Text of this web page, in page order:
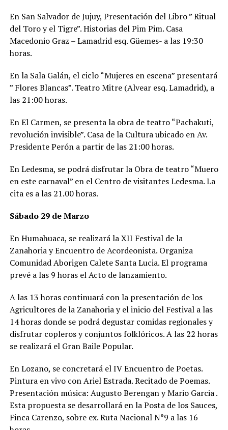
En San Salvador de Jujuy, Presentación del Libro ” Ritual
del Toro y el Tigre”. Historias del Pim Pim. Casa
Macedonio Graz – Lamadrid esq. Güemes- a las 19:30
horas.
En la Sala Galán, el ciclo “Mujeres en escena” presentará
” Flores Blancas”. Teatro Mitre (Alvear esq. Lamadrid), a
las 21:00 horas.
En El Carmen, se presenta la obra de teatro “Pachakuti,
revolución invisible”. Casa de la Cultura ubicado en Av.
Presidente Perón a partir de las 21:00 horas.
En Ledesma, se podrá disfrutar la Obra de teatro “Muero
en este carnaval” en el Centro de visitantes Ledesma. La
cita es a las 21.00 horas.
Sábado 29 de Marzo
En Humahuaca, se realizará la XII Festival de la
Zanahoria y Encuentro de Acordeonista. Organiza
Comunidad Aborigen Calete Santa Lucia. El programa
prevé a las 9 horas el Acto de lanzamiento.
A las 13 horas continuará con la presentación de los
Agricultores de la Zanahoria y el inicio del Festival a las
14 horas donde se podrá degustar comidas regionales y
disfrutar copleros y conjuntos folklóricos. A las 22 horas
se realizará el Gran Baile Popular.
En Lozano, se concretará el IV Encuentro de Poetas.
Pintura en vivo con Ariel Estrada. Recitado de Poemas.
Presentación música: Augusto Berengan y Mario Garcia .
Esta propuesta se desarrollará en la Posta de los Sauces,
Finca Carenzo, sobre ex. Ruta Nacional N°9 a las 16